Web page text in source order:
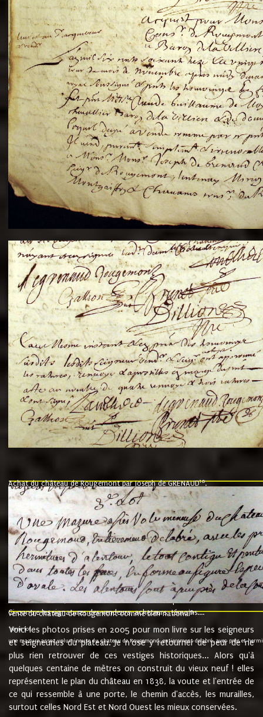
Achat du château de Rougemont par Joseph de GRENAUD10.
"l'an mil six cent soixante treze le ving neuvième jour du mois de
nommé fut présent Messire Claude Guillaume de Moyriat chevalier baron
vend, purement simplement et irrevocablement a monseigneur monsieur
et chavannes conseiller du roy au parlement de Bourgogne, present et
que le dit seigneur Baron de la Vellière a sur ses hommes, indivisables et
de la Velliere tout ainsi et comme le dit seigneur Baron et ses
présent......"
suivent les rentes, donation des terriers, etc... au prix de 880 livre louis
Ci contre les signatures des vendeurs, acheteurs, témoins....
vente du château de Rougemont comme bien national9.
"3ème lot
une mazure assez volumineuse du chateau de Rougemond, entierement delabré, avec près et
Voici les photos prises en 2005 pour mon livre sur les seigneurs
et seigneuries du plateau. Je n'ose y retourner de peur de ne
plus rien retrouver de ces vestiges historiques... Alors qu'à
quelques centaine de mètres on construit du vieux neuf ! elles
représentent le plan du château en 1838, la voute et l'entrée de
ce qui ressemble à une porte, le chemin d'accès, les murailles,
surtout celles Nord Est et Nord Ouest les mieux conservées.